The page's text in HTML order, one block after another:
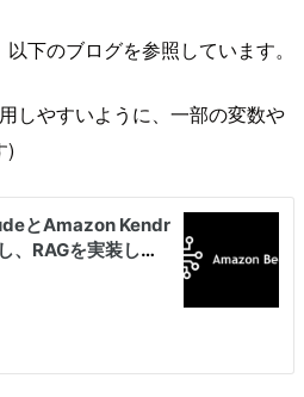
下のブログを参照しています。
しやすいように、一部の変数や
)